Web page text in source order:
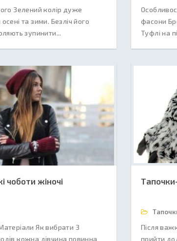
Зелений колір дуже
та зими. Безліч його
зупинити...
фасони
Туфлі на
чоботи жіночі
Як вибрати З
кожна дівчина повинна
Після
прийти